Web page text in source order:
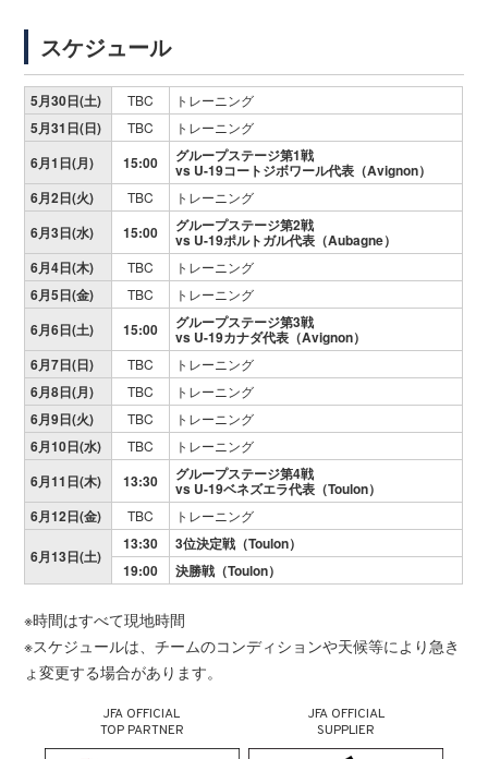
スケジュール
5月30日(土) TBC トレーニング
5月31日(日) TBC トレーニング
6月1日(月) 15:00 グループステージ第1戦
vs U-19コートジボワール代表（Avignon）
6月2日(火)
TBC トレーニング
6月3日(水) 15:00 グループステージ第2戦
vs U-19ポルトガル代表（Aubagne）
6月4日(木)
TBC トレーニング
6月5日(金) TBC トレーニング
6月6日(土) 15:00 グループステージ第3戦
vs U-19カナダ代表（Avignon）
6月7日(日)
TBC トレーニング
6月8日(月) TBC トレーニング
6月9日(火) TBC トレーニング
6月10日(水) TBC トレーニング
6月11日(木) 13:30 グループステージ第4戦
vs U-19ベネズエラ代表（Toulon）
6月12日(金)
TBC トレーニング
6月13日(土)
13:30
3位決定戦（Toulon）
19:00
決勝戦（Toulon）
※時間はすべて現地時間
※スケジュールは、チームのコンディションや天候等により急き
ょ変更する場合があります。
JFA OFFICIAL
TOP PARTNER
JFA OFFICIAL
SUPPLIER